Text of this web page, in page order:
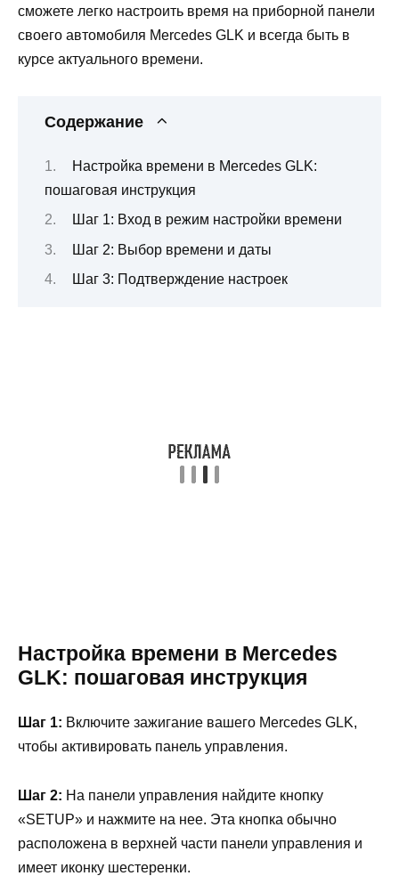
сможете легко настроить время на приборной панели
своего автомобиля Mercedes GLK и всегда быть в
курсе актуального времени.
Содержание
Настройка времени в Mercedes GLK:
пошаговая инструкция
Шаг 1: Вход в режим настройки времени
Шаг 2: Выбор времени и даты
Шаг 3: Подтверждение настроек
Настройка времени в Mercedes
GLK: пошаговая инструкция
Шаг 1: Включите зажигание вашего Mercedes GLK,
чтобы активировать панель управления.
Шаг 2: На панели управления найдите кнопку
«SETUP» и нажмите на нее. Эта кнопка обычно
расположена в верхней части панели управления и
имеет иконку шестеренки.